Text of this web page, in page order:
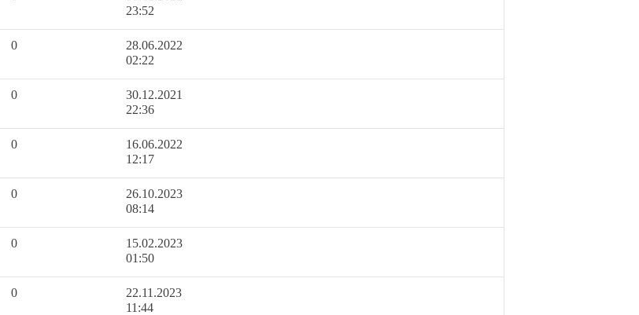
23:52
0
28.06.2022
02:22
0
30.12.2021
22:36
0
16.06.2022
12:17
0
26.10.2023
08:14
0
15.02.2023
01:50
0
22.11.2023
11:44